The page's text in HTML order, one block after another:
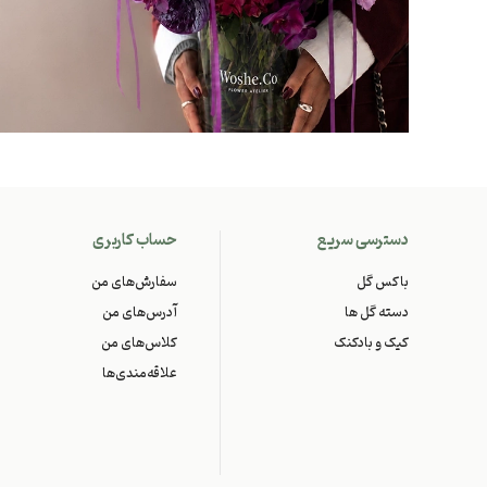
دسترسی سریع
باکس گل
دسته گل ها
کیک و بادکنک
حساب کاربری
سفارش‌های من
آدرس‌های من
کلاس‌های من
علاقه‌مندی‌ها